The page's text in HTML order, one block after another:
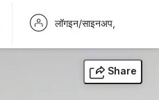
लॉगइन/साइनअप,
Share